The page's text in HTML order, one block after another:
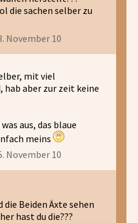
die sachen selber zu
November 10
mit viel
hab aber zur zeit keine
aus, das blaue
meins
November 10
die Beiden Äxte sehen
hast du die???